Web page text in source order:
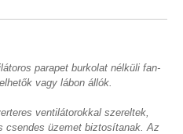
parapet burkolat nélküli fan-
vagy lábon állók.
ventilátorokkal szereltek,
csendes üzemet biztosítanak. Az